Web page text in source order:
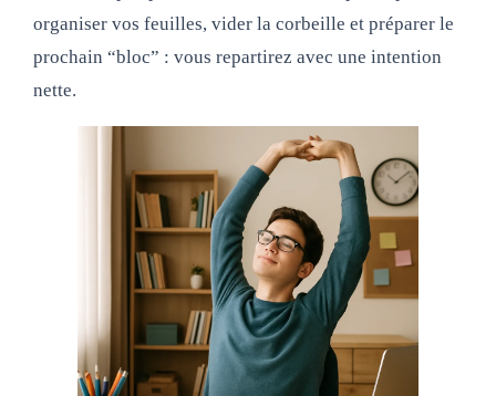
organiser vos feuilles, vider la corbeille et préparer le
prochain “bloc” : vous repartirez avec une intention
nette.